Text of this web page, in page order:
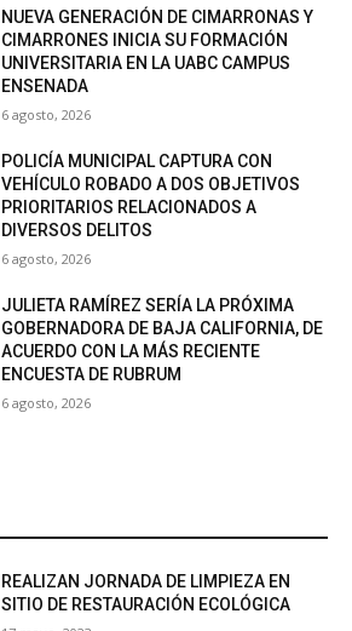
NUEVA GENERACIÓN DE CIMARRONAS Y
CIMARRONES INICIA SU FORMACIÓN
UNIVERSITARIA EN LA UABC CAMPUS
ENSENADA
6 agosto, 2026
POLICÍA MUNICIPAL CAPTURA CON
VEHÍCULO ROBADO A DOS OBJETIVOS
PRIORITARIOS RELACIONADOS A
DIVERSOS DELITOS
6 agosto, 2026
JULIETA RAMÍREZ SERÍA LA PRÓXIMA
GOBERNADORA DE BAJA CALIFORNIA, DE
ACUERDO CON LA MÁS RECIENTE
ENCUESTA DE RUBRUM
6 agosto, 2026
REALIZAN JORNADA DE LIMPIEZA EN
SITIO DE RESTAURACIÓN ECOLÓGICA